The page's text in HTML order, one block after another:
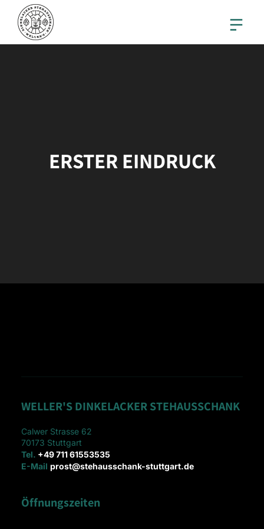
ERSTER EINDRUCK
WELLER'S DINKELACKER STEHAUSSCHANK
Calwer Strasse 62
70173 Stuttgart
Tel. +49 711 61553535
E-Mail prost@stehausschank-stuttgart.de
Öffnungszeiten